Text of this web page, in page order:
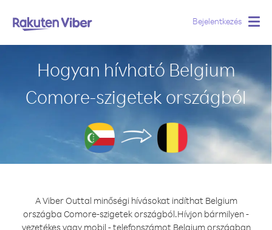
Bejelentkezés
Hogyan hívható Belgium
Comore-szigetek országból
A Viber Outtal minőségi hívásokat indíthat Belgium
országba Comore-szigetek országból.Hívjon bármilyen -
vezetékes vagy mobil - telefonszámot Belgium országban